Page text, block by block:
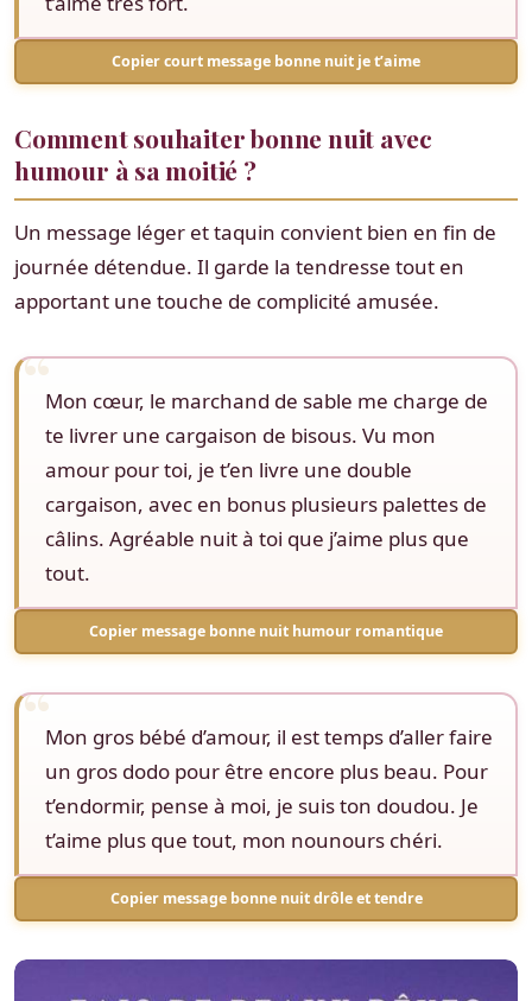
Copier court message bonne nuit je t’aime
Comment souhaiter bonne nuit avec
humour à sa moitié ?
Un message léger et taquin convient bien en fin de
journée détendue. Il garde la tendresse tout en
apportant une touche de complicité amusée.
Mon cœur, le marchand de sable me charge de
te livrer une cargaison de bisous. Vu mon
amour pour toi, je t’en livre une double
cargaison, avec en bonus plusieurs palettes de
câlins. Agréable nuit à toi que j’aime plus que
tout.
Copier message bonne nuit humour romantique
Mon gros bébé d’amour, il est temps d’aller faire
un gros dodo pour être encore plus beau. Pour
t’endormir, pense à moi, je suis ton doudou. Je
t’aime plus que tout, mon nounours chéri.
Copier message bonne nuit drôle et tendre